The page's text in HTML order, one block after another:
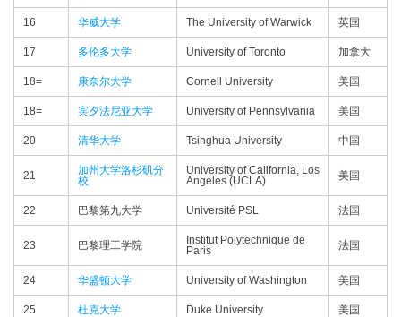
16 华威大学 The University of Warwick 英国
17 多伦多大学 University of Toronto 加拿大
18= 康奈尔大学 Cornell University 美国
18= 宾夕法尼亚大学 University of Pennsylvania 美国
20 清华大学 Tsinghua University 中国
21
加州大学洛杉矶分
校
University of California, Los
Angeles (UCLA)
美国
22 巴黎第九大学 Université PSL 法国
23 巴黎理工学院
Institut Polytechnique de
Paris
法国
24 华盛顿大学 University of Washington 美国
25 杜克大学 Duke University 美国